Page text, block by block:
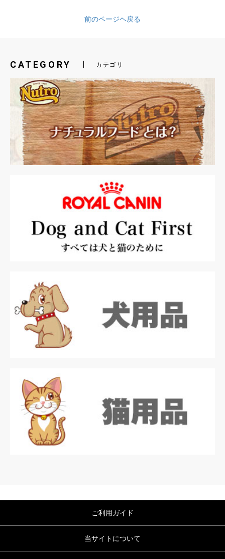
前のページヘ戻る
CATEGORY カテゴリ
ご利用ガイド
当サイトについて